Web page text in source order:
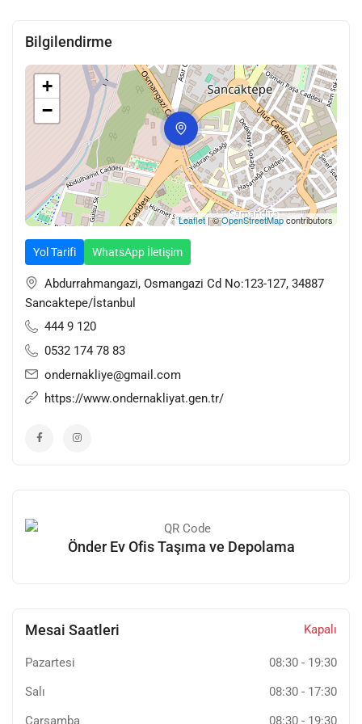
Sürekli değişim ve gelişimi, yaşam biçimi haline getiren
faaliyetleri ile müşteri memnuniyeti ve sadakatini sağlamak
Rekabet gücümüzü pazarlarda sürdürmektir.
VİZYONUMUZ
Evden eve nakliyat ve uluslararası nakliye sektöründe, müşteri
memnuniyetini maksimum düzeyde tutmak
üreten, ülkemizin en güvenilir, en rahat ve zaman yönetimine en
DEĞERLERİMİZ
Dürüst ve ilkeli çalışmak Çevreye ve doğaya saygılı olmak
Tüm taahüdlerimize zamanında uymak Yeniliğe ve
değişime açık olmak
sahip olmak.
Bilgilendirme
+
−
Leaflet| ©OpenStreetMapcontributors
Yol Tarifi WhatsApp İletişim
Abdurrahmangazi, Osmangazi Cd No:123-127, 34887
Sancaktepe/İstanbul
444 9 120
0532 174 78 83
ondernakliye@gmail.com
https://www.ondernakliyat.gen.tr/
Önder Ev Ofis Taşıma ve Depolama
Mesai Saatleri Kapalı
Pazartesi 08:30 - 19:30
Salı
08:30 - 17:30
Çarşamba
08:30 - 19:30